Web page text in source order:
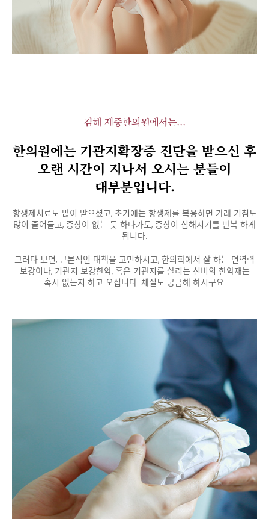
김해 제중한의원에서는...
한의원에는 기관지확장증 진단을 받으신 후
오랜 시간이 지나서 오시는 분들이
대부분입니다.
항생제치료도 많이 받으셨고, 초기에는 항생제를 복용하면 가래 기침도
많이 줄어들고, 증상이 없는 듯 하다가도, 증상이 심해지기를 반복 하게
됩니다.
그러다 보면, 근본적인 대책을 고민하시고, 한의학에서 잘 하는 면역력
보강이나, 기관지 보강한약, 혹은 기관지를 살리는 신비의 한약재는
혹시 없는지 하고 오십니다. 체질도 궁금해 하시구요.